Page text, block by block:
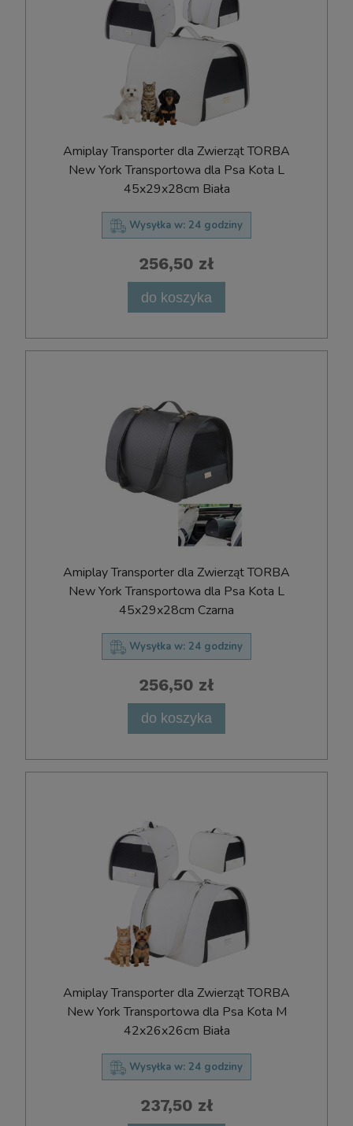
Amiplay Transporter dla Zwierząt TORBA
New York Transportowa dla Psa Kota L
45x29x28cm Biała
Wysyłka w: 24 godziny
256,50 zł
do koszyka
Amiplay Transporter dla Zwierząt TORBA
New York Transportowa dla Psa Kota L
45x29x28cm Czarna
Wysyłka w: 24 godziny
256,50 zł
do koszyka
Amiplay Transporter dla Zwierząt TORBA
New York Transportowa dla Psa Kota M
42x26x26cm Biała
Wysyłka w: 24 godziny
237,50 zł